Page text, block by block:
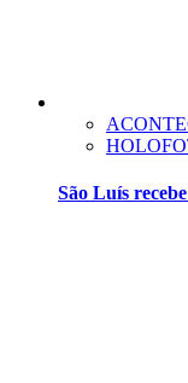
São Luís